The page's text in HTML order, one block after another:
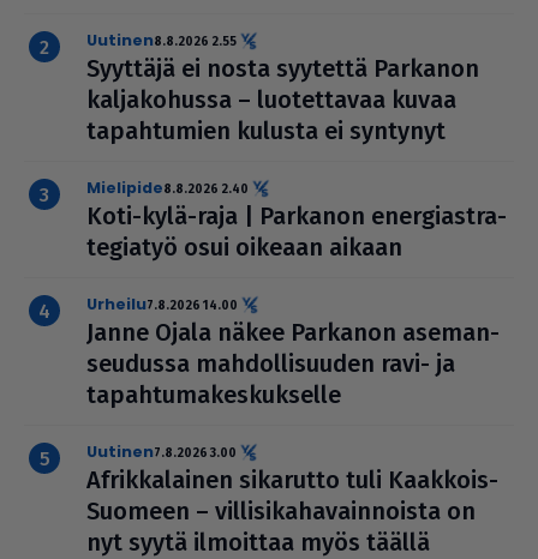
uutinen8.8.2026 2.55
Syyttäjä ei nosta syytettä Parkanon
kal­ja­ko­hussa – luo­tet­ta­vaa kuvaa
tapah­tu­mien kulusta ei syntynyt
mielipide8.8.2026 2.40
Koti-kylä-raja | Parkanon ener­gi­ast­ra­
te­gi­a­työ osui oikeaan aikaan
urheilu7.8.2026 14.00
Janne Ojala näkee Parkanon ase­man­
seu­dussa mah­dol­li­suu­den ravi- ja
tapah­tu­ma­kes­kuk­selle
uutinen7.8.2026 3.00
Afrik­ka­lai­nen sikarutto tuli Kaakkois-
Suomeen – vil­li­si­ka­ha­vain­noista on
nyt syytä ilmoittaa myös täällä